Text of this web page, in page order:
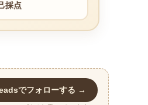
採点
でフォローする →